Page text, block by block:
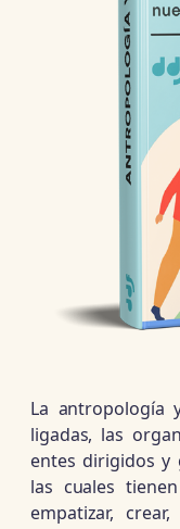
La antropología
ligadas, las
entes dirigidos y
las cuales
empatizar,